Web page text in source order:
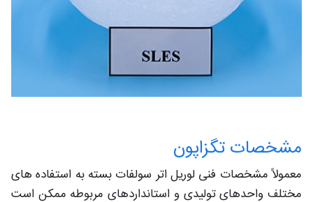
مشخصات تگزاپون
معمولاً مشخصات فنی لوریل اتر سولفات بسته به استفاده‌ های
مختلف واحدهای تولیدی و استانداردهای مربوطه ممکن است